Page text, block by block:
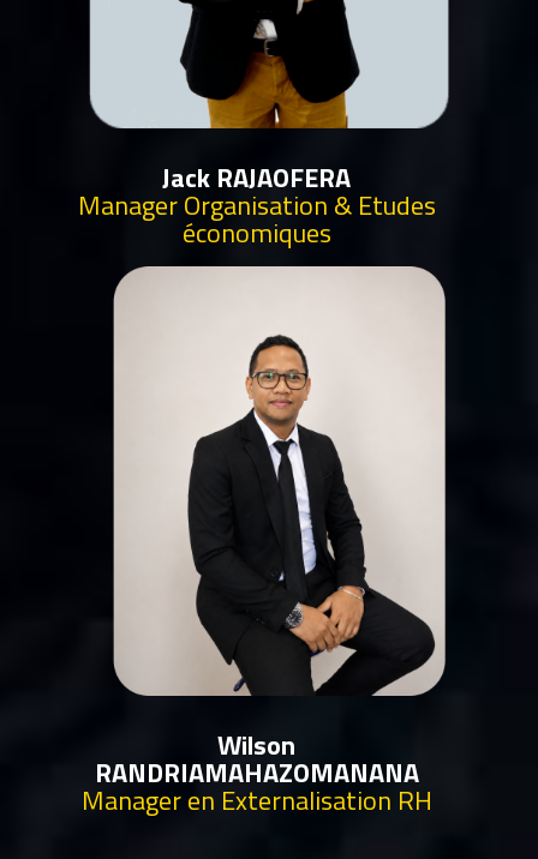
Jack RAJAOFERA
Manager Organisation & Etudes
économiques
Wilson
RANDRIAMAHAZOMANANA
Manager en Externalisation RH